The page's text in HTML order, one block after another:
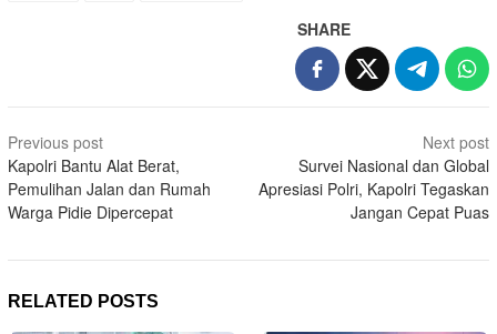
SHARE
Post
navigation
Previous post
Kapolri Bantu Alat Berat,
Pemulihan Jalan dan Rumah
Warga Pidie Dipercepat
Next post
Survei Nasional dan Global
Apresiasi Polri, Kapolri Tegaskan
Jangan Cepat Puas
RELATED POSTS